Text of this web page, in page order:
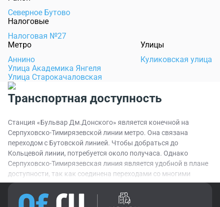
Северное Бутово
Налоговые
Налоговая №27
Метро
Аннино
Улица Академика Янгеля
Улица Старокачаловская
Улицы
Куликовская улица
Транспортная доступность
Станция «Бульвар Дм.Донского» является конечной на
Серпуховско-Тимирязевской линии метро. Она связана
переходом с Бутовской линией. Чтобы добраться до
Кольцевой линии, потребуется около получаса. Однако
Серпуховско-Тимирязевская линия является удобной в плане
доступности, так как соединена переходами со многими
линиями московского метрополитена.
Станция метро «Бульвар Дм.Донского» находится на юго-